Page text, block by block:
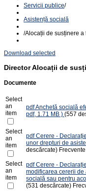
Servicii publice/
Asistență socială
/Alocații de susținere a
Download selected
DirectorAlocații de
Documente
Select
an
item
pdfAnchetă socială
pdf, 1.71 MB ) (557
Select
an
item
pdf Cerere -
unor drepturi de
descărcate) Frecvente
Select
an
item
pdf Cerere -
modificarea cererii
socială sau pentru
(531 descărcate)